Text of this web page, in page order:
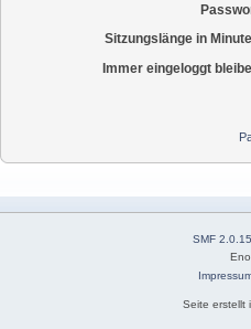
Sitzungslänge in
Immer eingeloggt
SMF 2.0.15
Seite erstellt